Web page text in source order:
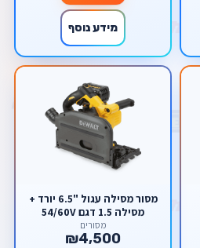
מידע נוסף
מסור מסילה עגול "6.5 יורד +
מסילה 1.5 דגם 54/60V
DeWalt FlexVolt DCS520
דיוולט
מסורים
₪4,500